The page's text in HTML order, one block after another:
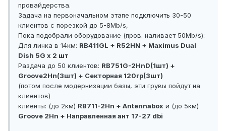
провайдерства.
Задача на первоначальном этапе подключить 30-50
клиентов с порезкой до 5-8Mb/s,
Пока подобрали оборудование (пров. наливает 50Mb/s):
Для линка в 14км: RB411GL + R52HN + Maximus Dual
Dish 5G x 2 шт
Раздача до 50 клиентов: RB751G-2HnD(1шт) +
Groove2Hn(3шт) + Секторная 120гр(3шт)
(потом после модернизации базы, эти грувы пойдут на
клиентов)
клиенты: (до 2км) RB711-2Hn + Antennabox и (до 5км)
Groove 2Hn + Направленная ант 17-27 dbi